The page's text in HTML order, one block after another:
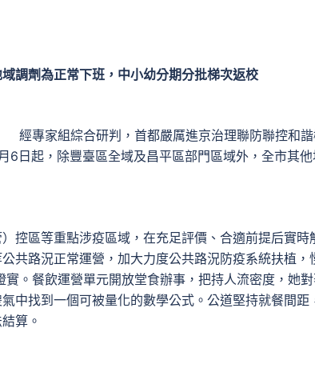
劑為正常下班，中小幼分期分批梯次返校
經專家組綜合研判，首都嚴厲進京治理聯防聯控和諧
6日起，除豐臺區全域及昌平區部門區域外，全市其
區等重點涉疫區域，在充足評價、合適前提后實時
共路況正常運營，加大力度公共路況防疫系統扶植
實。餐飲運營單元開放堂食辦事，把持人流密度，她
中找到一個可被量化的數學公式。公道堅持就餐間
算。